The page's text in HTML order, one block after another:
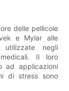
delle pellicole
e Mylar alle
negli
Il loro
ad applicazioni
di stress sono